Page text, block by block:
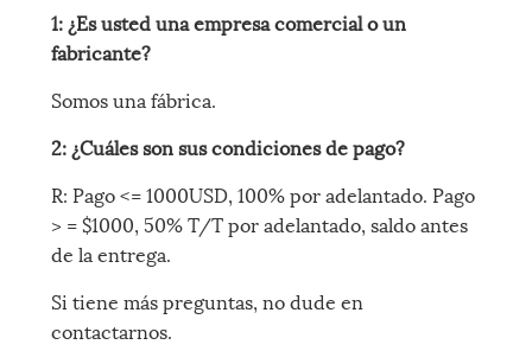
1: ¿Es usted una empresa comercial o un
fabricante?
Somos una fábrica.
2: ¿Cuáles son sus condiciones de pago?
R: Pago <= 1000USD, 100% por adelantado. Pago
> = $1000, 50% T/T por adelantado, saldo antes
de la entrega.
Si tiene más preguntas, no dude en
contactarnos.